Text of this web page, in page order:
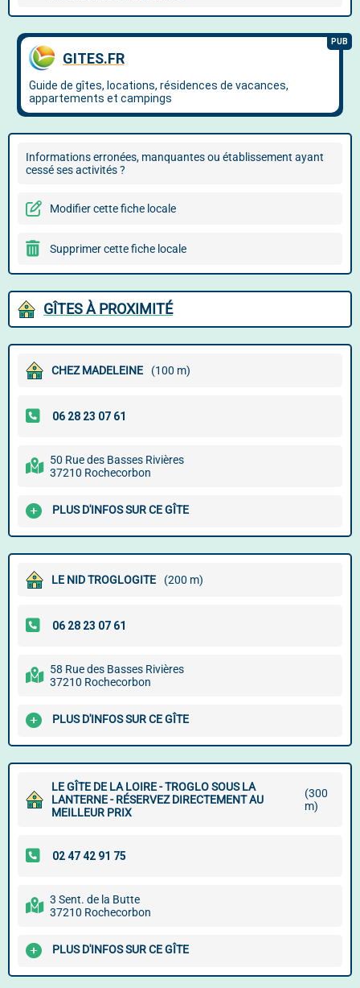
Informations erronées, manquantes ou établissement ayant
cessé ses activités ?
Modifier cette fiche locale
Supprimer cette fiche locale
GÎTES À PROXIMITÉ
CHEZ MADELEINE (100 m)
50 Rue des Basses Rivières
37210 Rochecorbon
PLUS D'INFOS SUR CE GÎTE
LE NID TROGLOGITE (200 m)
58 Rue des Basses Rivières
37210 Rochecorbon
PLUS D'INFOS SUR CE GÎTE
LE GÎTE DE LA LOIRE - TROGLO SOUS LA
LANTERNE - RÉSERVEZ DIRECTEMENT AU
MEILLEUR PRIX
(300
m)
3 Sent. de la Butte
37210 Rochecorbon
PLUS D'INFOS SUR CE GÎTE